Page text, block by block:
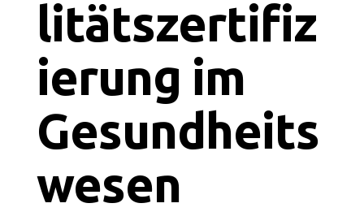
litätszertifiz
ierung im
Gesundheits
wesen